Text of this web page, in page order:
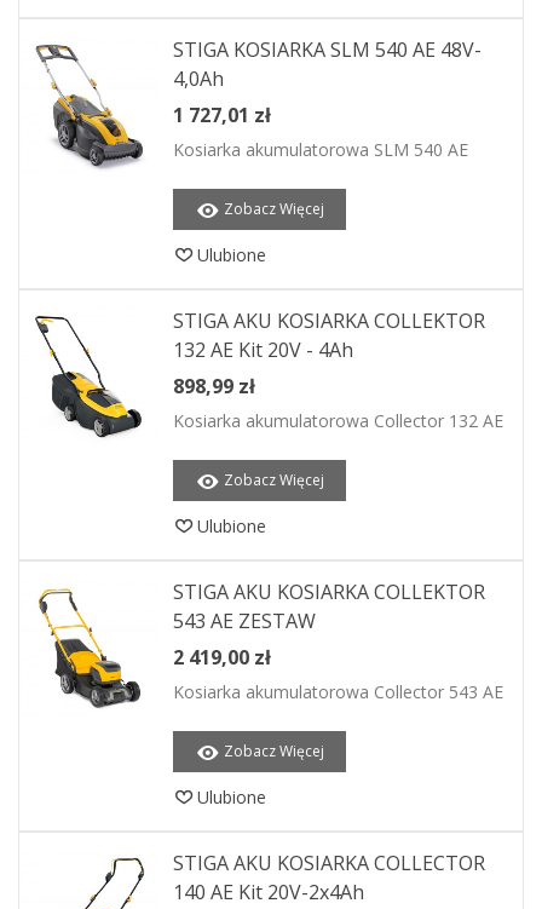
STIGA KOSIARKA SLM 540 AE 48V-
4,0Ah
1 727,01 zł
Kosiarka akumulatorowa SLM 540 AE
Zobacz Więcej
Ulubione
STIGA AKU KOSIARKA COLLEKTOR
132 AE Kit 20V - 4Ah
898,99 zł
Kosiarka akumulatorowa Collector 132 AE
Zobacz Więcej
Ulubione
STIGA AKU KOSIARKA COLLEKTOR
543 AE ZESTAW
2 419,00 zł
Kosiarka akumulatorowa Collector 543 AE
Zobacz Więcej
Ulubione
STIGA AKU KOSIARKA COLLECTOR
140 AE Kit 20V-2x4Ah